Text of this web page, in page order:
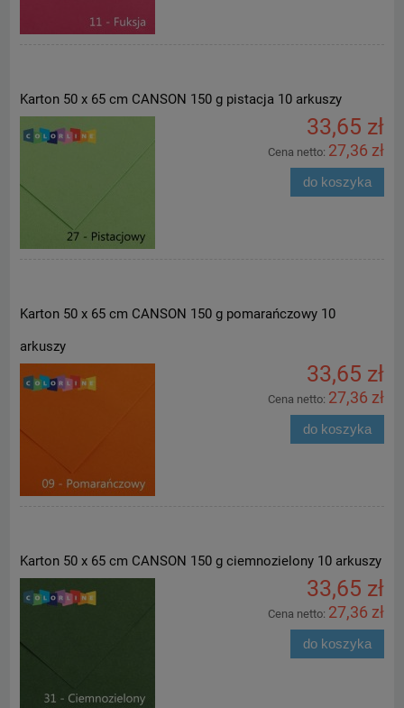
Karton 50 x 65 cm CANSON 150 g pistacja 10 arkuszy
33,65 zł
Cena netto: 27,36 zł
do koszyka
Karton 50 x 65 cm CANSON 150 g pomarańczowy 10
arkuszy
33,65 zł
Cena netto: 27,36 zł
do koszyka
Karton 50 x 65 cm CANSON 150 g ciemnozielony 10 arkuszy
33,65 zł
Cena netto: 27,36 zł
do koszyka